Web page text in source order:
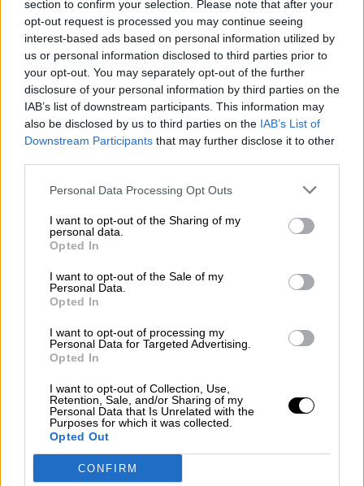
section to confirm your selection. Please note that after your
opt-out request is processed you may continue seeing
interest-based ads based on personal information utilized by
us or personal information disclosed to third parties prior to
your opt-out. You may separately opt-out of the further
disclosure of your personal information by third parties on the
IAB’s list of downstream participants. This information may
also be disclosed by us to third parties on the IAB’s List of
Downstream Participants that may further disclose it to other
Personal Data Processing Opt Outs
I want to opt-out of the Sharing of my
personal data.
Opted In
I want to opt-out of the Sale of my
Personal Data.
Opted In
I want to opt-out of processing my
Personal Data for Targeted Advertising.
Opted In
I want to opt-out of Collection, Use,
Retention, Sale, and/or Sharing of my
Personal Data that Is Unrelated with the
Purposes for which it was collected.
Opted Out
CONFIRM
escala mundial se han confirmado25 millones
de casos en 188 países, y más de840.000
fallecimientos .
control del coronavirus
Segunda oleada de coronavirus
Brotes coronavirus
Tedros Adhanom Ghebreyesus OMS
NOTICIAS RELACIONADAS
Carlos III ratifica que combinar
distintas vacunas contra la Covid es
seguro y eficaz